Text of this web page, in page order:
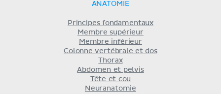
ANATOMIE
Principes fondamentaux
Membre supérieur
Membre inférieur
Colonne vertébrale et dos
Thorax
Abdomen et pelvis
Tête et cou
Neuranatomie